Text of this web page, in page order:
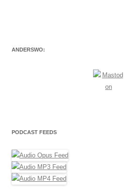
ANDERSWO:
PODCAST FEEDS